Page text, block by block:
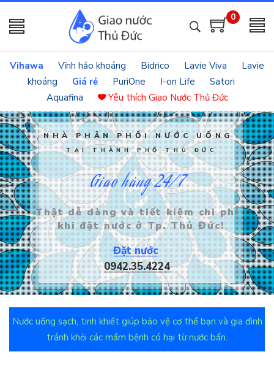
0
Vihawa Vĩnh hảo khoáng Bidrico Lavie Viva
Lavie
khoáng
Giá rẻ PuriOne I-on Life
Satori
Aquafina
Yêu thích Giao Nước Thủ Đức
NHÀ PHÂN PHỐI NƯỚC UỐNG
Giao hàng 24/7
Thật dễ dàng và tiết kiệm chi phí
Đặt nước
TẠI THÀNH PHỐ THỦ ĐỨC
0942.35.4224
khi đặt nước ở Tp. Thủ Đức!
Nước uống sạch, tinh khiết giúp bảo vệ cơ thể bạn và gia đình
tránh khỏi các mầm bệnh có hại từ nước bẩn.